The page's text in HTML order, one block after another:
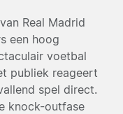
Real Madrid
een hoog
voetbal
publiek reageert
spel direct.
knock-outfase